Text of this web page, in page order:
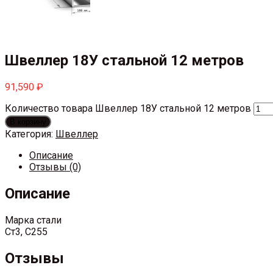
Швеллер 18У стальной 12 метров
91,590 ₽
Количество товара Швеллер 18У стальной 12 метров
В корзину
Категория: Швеллер
Описание
Отзывы (0)
Описание
Марка стали
Ст3, С255
Отзывы